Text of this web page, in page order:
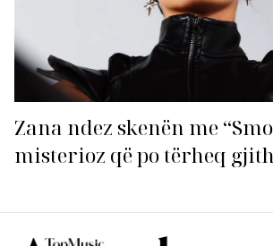
Zana ndez skenën me
misterioz që po tërheq